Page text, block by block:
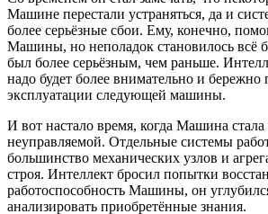
Машине перестали устраняться, да и
более серьёзные сбои. Ему, конечно,
Машины, но неполадок становилось всё
был более серьёзным, чем раньше.
надо будет более внимательно и бережно
эксплуатации следующей машины.
И вот настало время, когда Машина стала
неуправляемой. Отдельные системы
большинство механических узлов и
строя. Интеллект бросил попытки
работоспособность Машины, он
анализировать приобретённые знания.